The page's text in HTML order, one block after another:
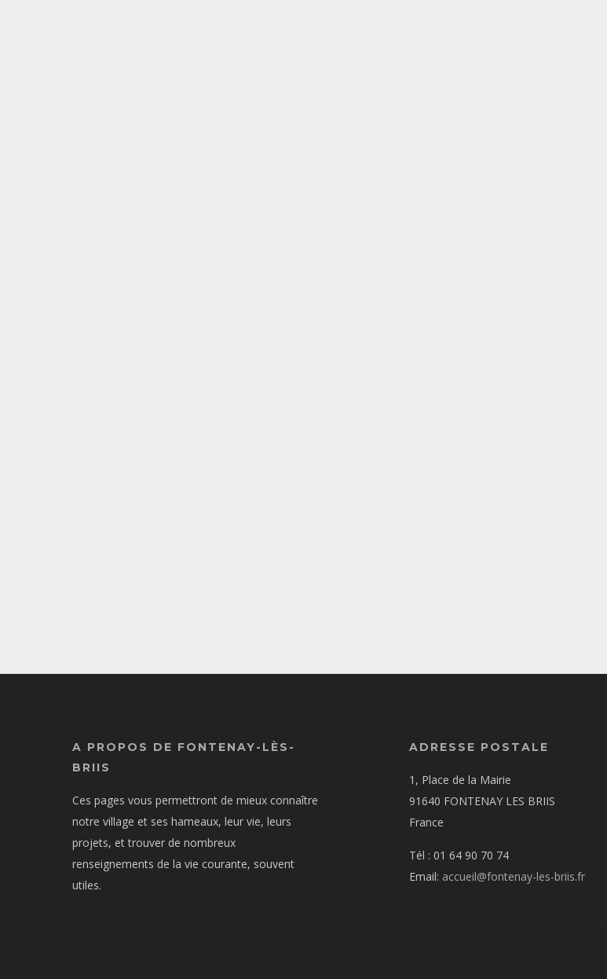
A PROPOS DE FONTENAY-LÈS-
BRIIS
Ces pages vous permettront de mieux connaître
notre village et ses hameaux, leur vie, leurs
projets, et trouver de nombreux
renseignements de la vie courante, souvent
utiles.
ADRESSE POSTALE
1, Place de la Mairie
91640 FONTENAY LES BRIIS
France
Tél : 01 64 90 70 74
Email: accueil@fontenay-les-briis.fr